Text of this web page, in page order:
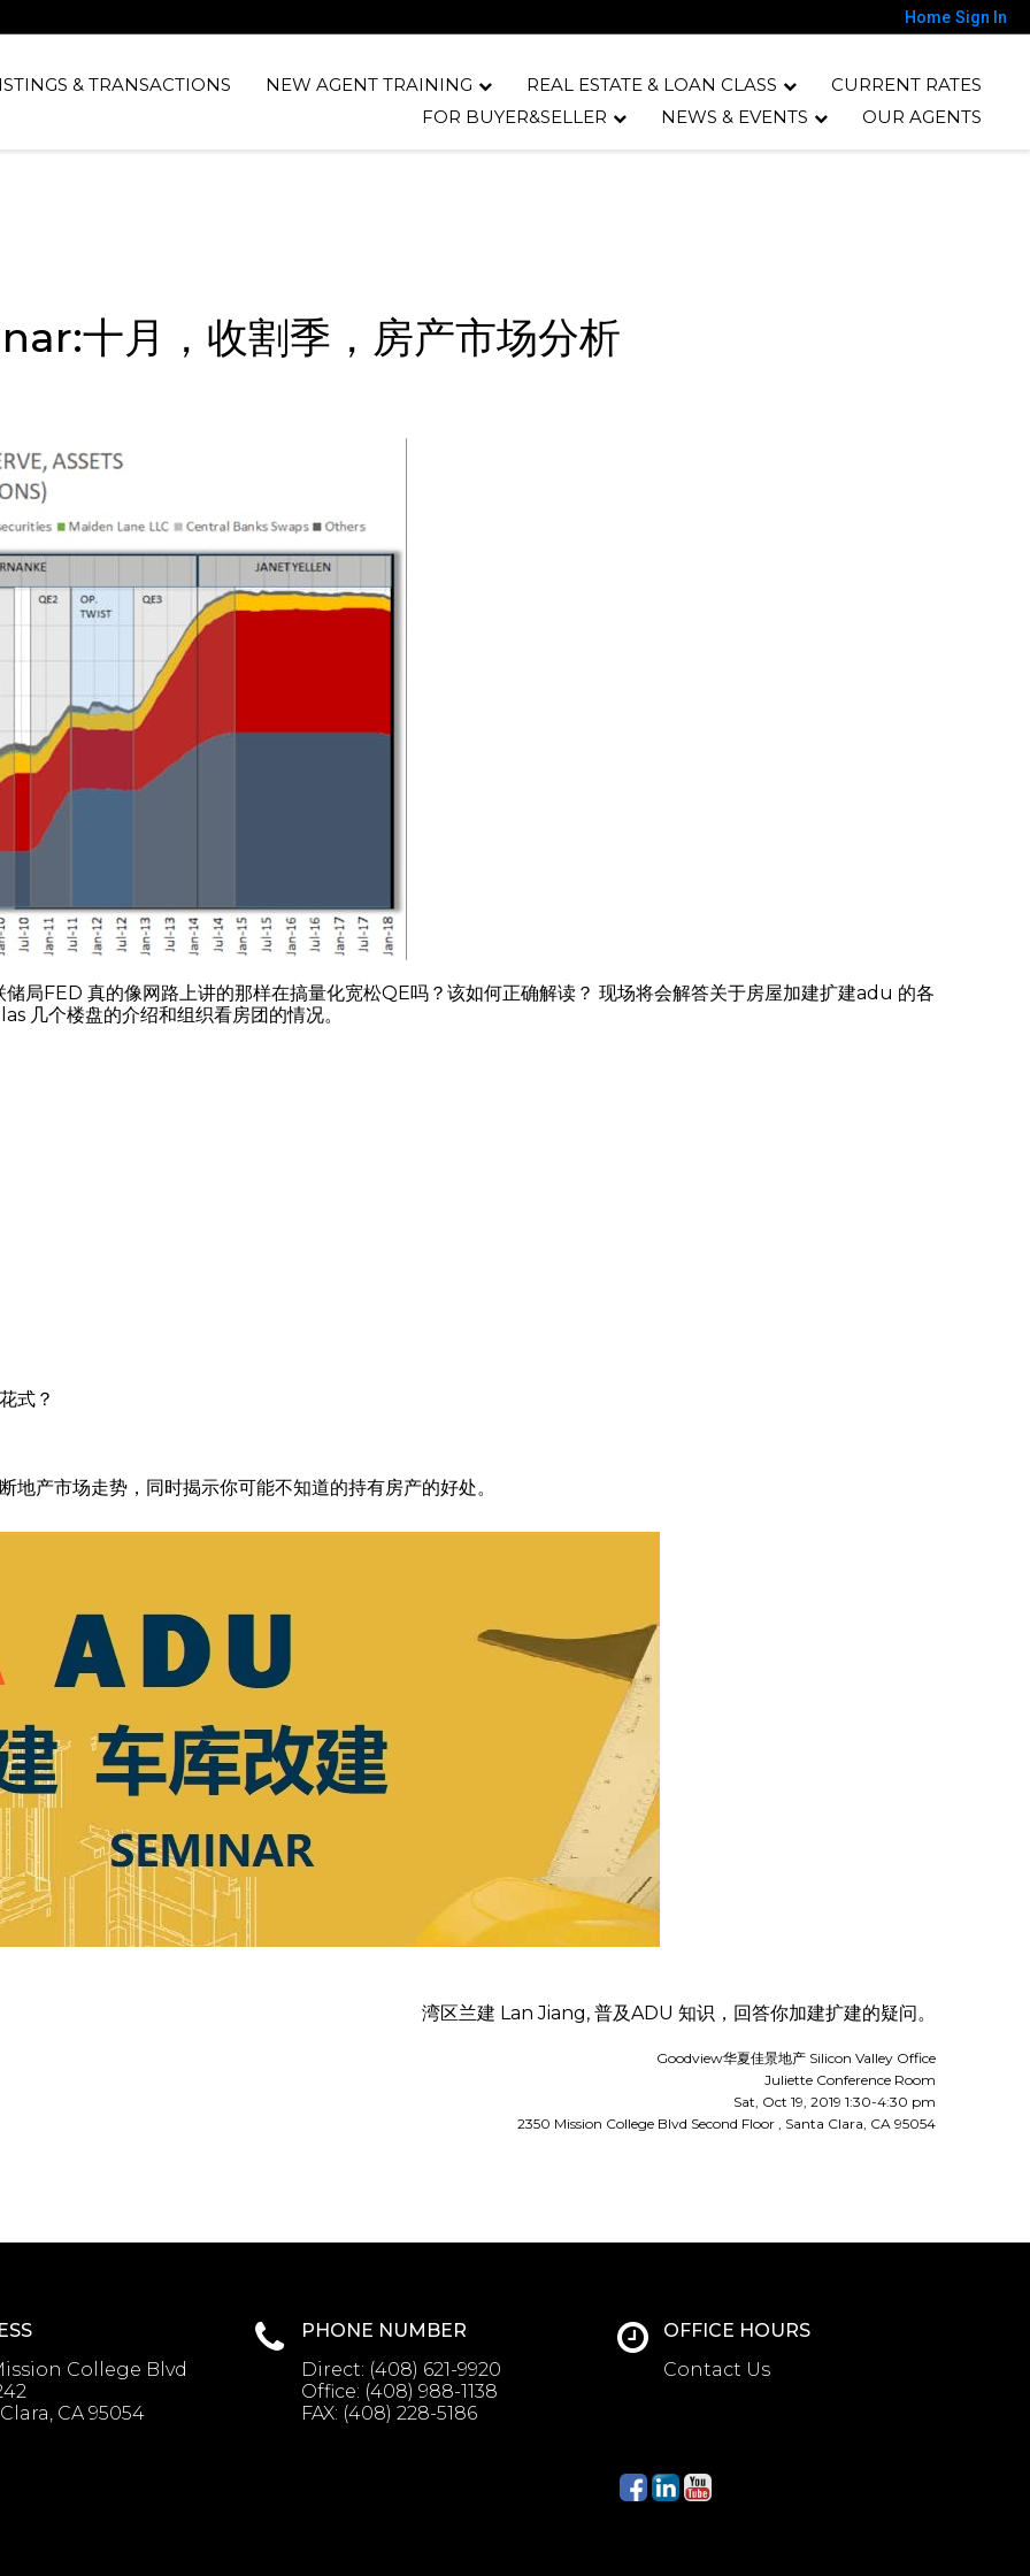
Home Sign In
& TRANSACTIONS NEW AGENT TRAINING REAL ESTATE & LOAN CLASS
CURRENT RATES
FOR BUYER&SELLER
NEWS & EVENTS OUR AGENTS
十月，收割季，房产市场分析
局FED 真的像网路上讲的那样在搞量化宽松QE吗？该如何正确解读？ 现场将会解答关于房屋加建扩建adu 的各
几个楼盘的介绍和组织看房团的情况。
式？
产市场走势，同时揭示你可能不知道的持有房产的好处。
湾区兰建 Lan Jiang, 普及ADU 知识，回答你加建扩建的疑问。
Goodview华夏佳景地产 Silicon Valley Office
Juliette Conference Room
Sat, Oct 19, 2019 1:30-4:30 pm
2350 Mission College Blvd Second Floor , Santa Clara, CA 95054
College Blvd
CA 95054
PHONE NUMBER
Direct: (408) 621-9920
Office: (408) 988-1138
FAX: (408) 228-5186
OFFICE HOURS
Contact Us